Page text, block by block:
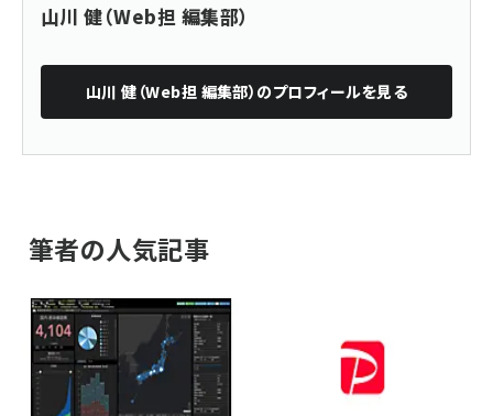
山川 健（Web担 編集部）
山川 健（Web担 編集部） のプロフィールを見る
筆者の人気記事